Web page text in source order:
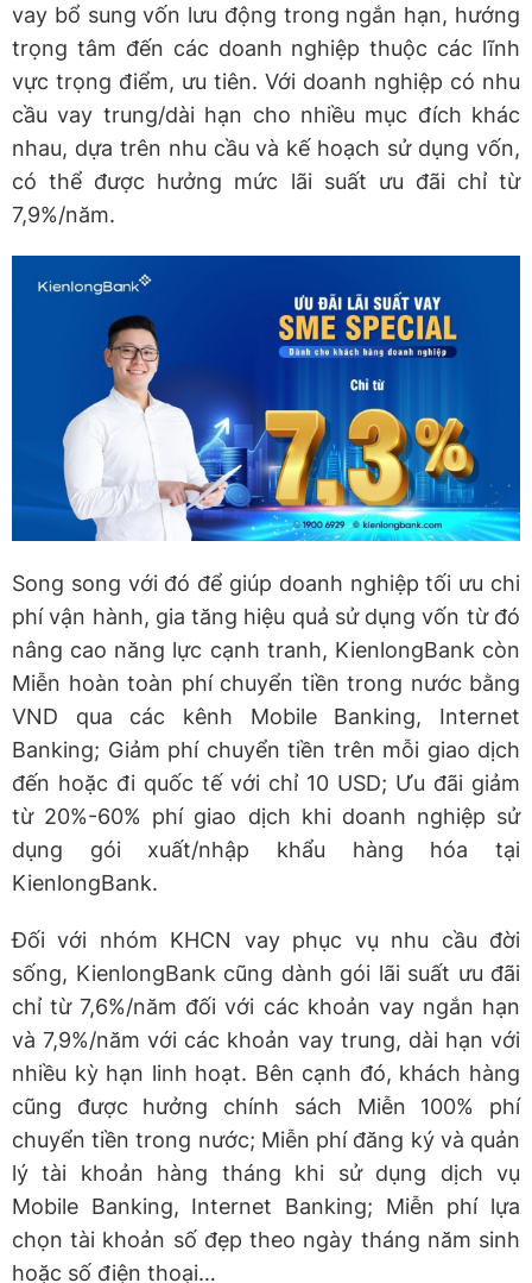
vay bổ sung vốn lưu động trong ngắn hạn, hướng
trọng tâm đến các doanh nghiệp thuộc các lĩnh
vực trọng điểm, ưu tiên. Với doanh nghiệp có nhu
cầu vay trung/dài hạn cho nhiều mục đích khác
nhau, dựa trên nhu cầu và kế hoạch sử dụng vốn,
có thể được hưởng mức lãi suất ưu đãi chỉ từ
7,9%/năm.
Song song với đó để giúp doanh nghiệp tối ưu chi
phí vận hành, gia tăng hiệu quả sử dụng vốn từ đó
nâng cao năng lực cạnh tranh, KienlongBank còn
Miễn hoàn toàn phí chuyển tiền trong nước bằng
VND qua các kênh Mobile Banking, Internet
Banking; Giảm phí chuyển tiền trên mỗi giao dịch
đến hoặc đi quốc tế với chỉ 10 USD; Ưu đãi giảm
từ 20%-60% phí giao dịch khi doanh nghiệp sử
dụng gói xuất/nhập khẩu hàng hóa tại
KienlongBank.
Đối với nhóm KHCN vay phục vụ nhu cầu đời
sống, KienlongBank cũng dành gói lãi suất ưu đãi
chỉ từ 7,6%/năm đối với các khoản vay ngắn hạn
và 7,9%/năm với các khoản vay trung, dài hạn với
nhiều kỳ hạn linh hoạt. Bên cạnh đó, khách hàng
cũng được hưởng chính sách Miễn 100% phí
chuyển tiền trong nước; Miễn phí đăng ký và quản
lý tài khoản hàng tháng khi sử dụng dịch vụ
Mobile Banking, Internet Banking; Miễn phí lựa
chọn tài khoản số đẹp theo ngày tháng năm sinh
hoặc số điện thoại…